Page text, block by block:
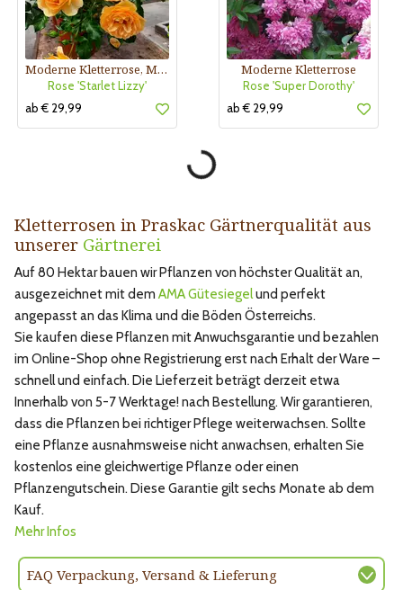
Moderne Kletterrose, Mini-Rambler
Rose 'Starlet Lizzy'
ab € 29,99
Moderne Kletterrose
Rose 'Super Dorothy'
ab € 29,99
Kletterrosen in Praskac Gärtnerqualität aus
unserer Gärtnerei
Auf 80 Hektar bauen wir Pflanzen von höchster Qualität an,
ausgezeichnet mit dem AMA Gütesiegelund perfekt
angepasst an das Klima und die Böden Österreichs.
Sie kaufen diese Pflanzen mit Anwuchsgarantie und bezahlen
im Online-Shop ohne Registrierung erst nach Erhalt der Ware –
schnell und einfach. Die Lieferzeit beträgt derzeit etwa
Innerhalb von 5-7 Werktage! nach Bestellung. Wir garantieren,
dass die Pflanzen bei richtiger Pflege weiterwachsen. Sollte
eine Pflanze ausnahmsweise nicht anwachsen, erhalten Sie
kostenlos eine gleichwertige Pflanze oder einen
Pflanzengutschein. Diese Garantie gilt sechs Monate ab dem
Kauf.
Mehr Infos
FAQ Verpackung, Versand & Lieferung